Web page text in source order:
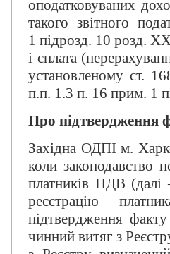
оподатковуваних
такого звітного
1 підрозд. 10 розд.
і сплата
установленому ст.
п.п. 1.3 п. 16 прим. 1
Про підтвердження
Західна ОДПІ м.
коли законодавство
платників ПДВ (далі
реєстрацію
підтвердження
чинний витяг з